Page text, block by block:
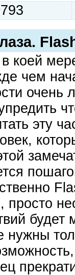
коей
чем
очень
эту
просто
будет
нужны